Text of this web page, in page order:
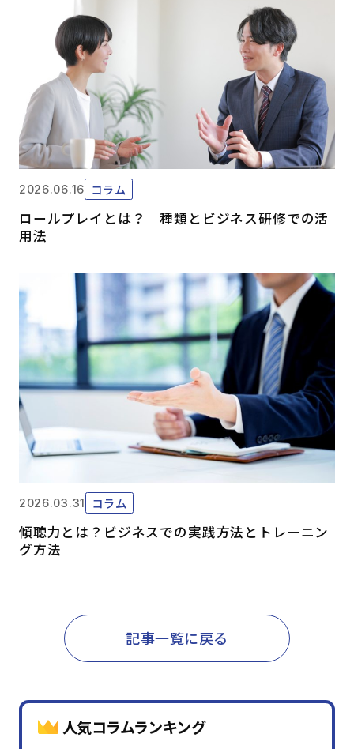
2026.06.16 コラム
ロールプレイとは？ 種類とビジネス研修での活
用法
2026.03.31 コラム
傾聴力とは？ビジネスでの実践方法とトレーニン
グ方法
記事一覧に戻る
人気コラムランキング